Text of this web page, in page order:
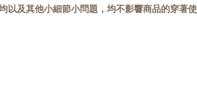
及其他小細節小問題，均不影響商品的穿著